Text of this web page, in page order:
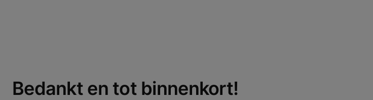
Bedankt en tot binnenkort!